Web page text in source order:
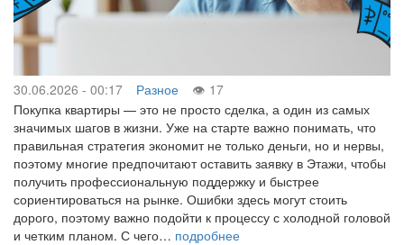
30.06.2026 - 00:17 Разное
17
Покупка квартиры — это не просто сделка, а один из самых
значимых шагов в жизни. Уже на старте важно понимать, что
правильная стратегия экономит не только деньги, но и нервы,
поэтому многие предпочитают оставить заявку в Этажи, чтобы
получить профессиональную поддержку и быстрее
сориентироваться на рынке. Ошибки здесь могут стоить
дорого, поэтому важно подойти к процессу с холодной головой
и четким планом. С чего… подробнее